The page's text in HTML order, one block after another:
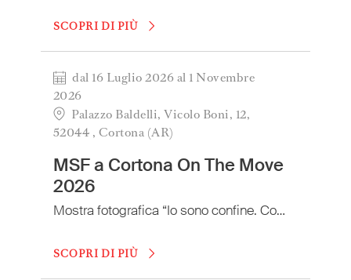
SCOPRI DI PIÙ
dal 16 Luglio 2026 al 1 Novembre
2026
Palazzo Baldelli, Vicolo Boni, 12,
52044 , Cortona (AR)
MSF a Cortona On The Move
2026
Mostra fotografica “Io sono confine. Con Medici Senza Frontiere tra viaggio, attesa e cura”
SCOPRI DI PIÙ
South East Asia (汉语/English)
South Korea (한국어)
Spain (Español)
Sweden (Svenska)
Switzerland
Turkey (Türkiye)
United Arab Emirates